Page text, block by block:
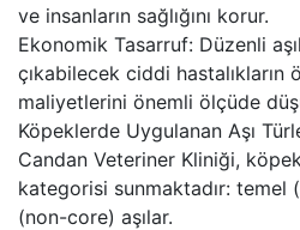
ve insanların sağlığını korur.
Ekonomik Tasarruf: Düzenli
çıkabilecek ciddi hastalıkların
maliyetlerini önemli ölçüde
Köpeklerde Uygulanan Aşı
Candan Veteriner Kliniği,
kategorisi sunmaktadır: temel
(non-core) aşılar.